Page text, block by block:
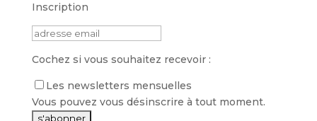
Inscription
Cochez si vous souhaitez recevoir :
Les newsletters mensuelles
Vous pouvez vous désinscrire à tout moment.